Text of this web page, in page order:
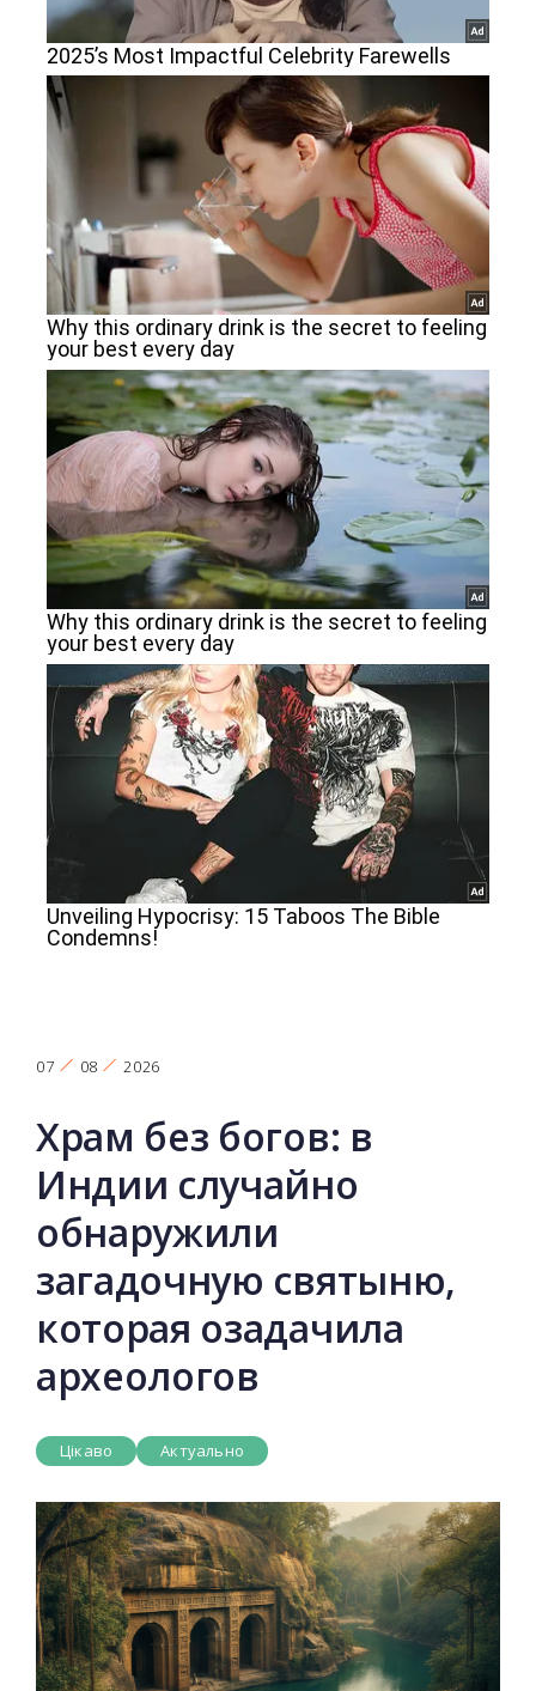
07 08 2026
Храм без богов: в
Индии случайно
обнаружили
загадочную святыню,
которая озадачила
археологов
Цікаво Актуально